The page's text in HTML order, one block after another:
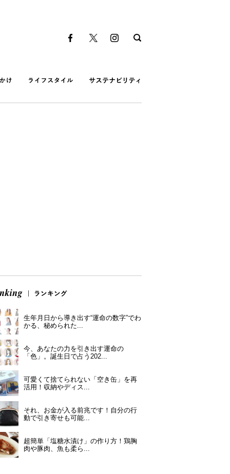
生年月日から導き出す“運命の数字”でわ
かる、秘められた...
今、あなたの力を引き出す運命の
「色」。誕生日で占う202...
可愛くて捨てられない「空き缶」を再
活用！収納やディス...
それ、お金が入る前兆です！自分の行
動で引き寄せも可能...
超簡単「塩糖水漬け」の作り方！鶏胸
肉や豚肉、魚も柔ら...